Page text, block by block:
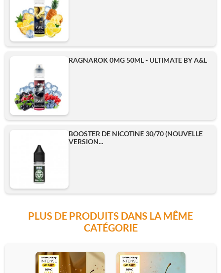
RAGNAROK 0MG 50ML - ULTIMATE BY A&L
BOOSTER DE NICOTINE 30/70 (NOUVELLE
VERSION...
PLUS DE PRODUITS DANS LA MÊME
CATÉGORIE